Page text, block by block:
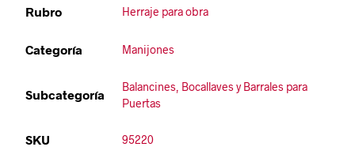
Rubro Herraje para obra
Categoría Manijones
Subcategoría
Balancines, Bocallaves y Barrales para
Puertas
SKU 95220